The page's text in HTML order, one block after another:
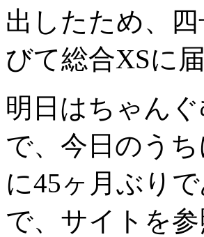
出したため、
びて総合XSに届
明日はちゃん
で、今日のう
に45ヶ月ぶり
で、サイトを